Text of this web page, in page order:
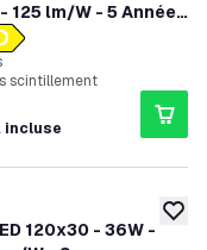
125 lm/W - 5 Années
scintillement
incluse
120x30 - 36W -
des avis